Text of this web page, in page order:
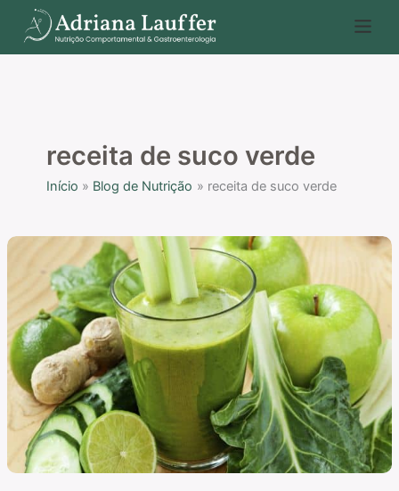
para
o
receita de suco verde
Início Blog de Nutrição receita de suco verde
Receita
suco
de
couve,
maçã
água
de
coco
P
e
s
a